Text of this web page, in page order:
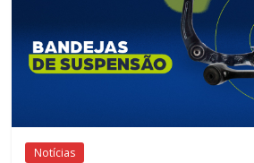
setor
automobilístico
Notícias